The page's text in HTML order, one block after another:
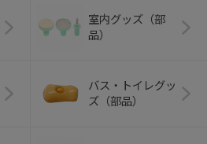
室内グッズ（部
品）
バス・トイレグッ
ズ（部品）